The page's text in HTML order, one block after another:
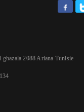
2088 Ariana Tunisie